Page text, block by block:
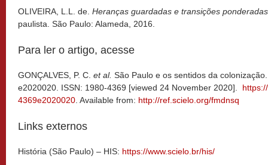
OLIVEIRA, L.L. de. Heranças guardadas e transições ponderadas
paulista. São Paulo: Alameda, 2016.
Para ler o artigo, acesse
GONÇALVES, P. C. et al. São Paulo e os sentidos da
e2020020. ISSN: 1980-4369 [viewed 24 November 2020].
4369e2020020 . Available from: http://ref.scielo.org/fmdnsq
Links externos
História (São Paulo) – HIS: https://www.scielo.br/his/